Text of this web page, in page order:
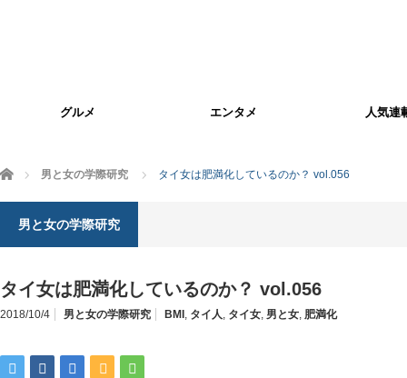
グルメ エンタメ 人気連
ホーム 男と女の学際研究 タイ女は肥満化しているのか？ vol.056
男と女の学際研究
タイ女は肥満化しているのか？ vol.056
2018/10/4 男と女の学際研究 BMI , タイ人, タイ女, 男と女, 肥満化